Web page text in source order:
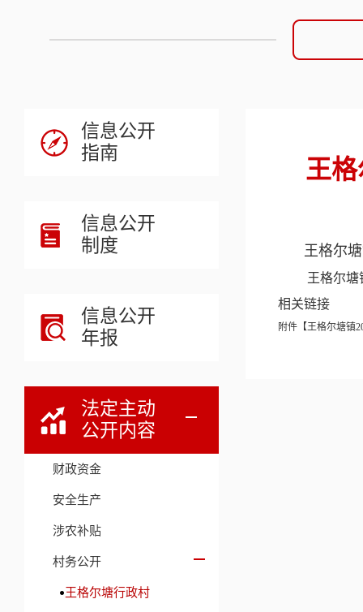
信息公开
指南
信息公开
制度
信息公开
年报
法定主动
公开内容
财政资金
安全生产
涉农补贴
村务公开
王格尔塘行政村
王
王格尔
王格尔
相关链接
附件【王格尔塘镇